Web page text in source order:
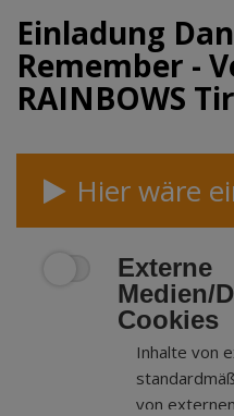
Einladung
Remember -
RAINBOWS
Hier wäre
Externe
Medien/
Cookies
Inhalte von
von